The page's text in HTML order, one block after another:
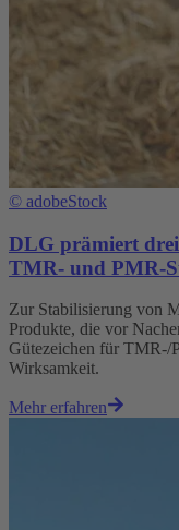
© adobeStock
DLG prämiert
TMR- und PMR-
Zur Stabilisierung von
Produkte, die vor
Gütezeichen für TMR-/
Wirksamkeit.
Mehr erfahren